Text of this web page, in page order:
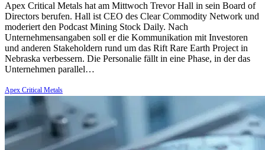
Apex Critical Metals hat am Mittwoch Trevor Hall in sein Board of
Directors berufen. Hall ist CEO des Clear Commodity Network und
moderiert den Podcast Mining Stock Daily. Nach
Unternehmensangaben soll er die Kommunikation mit Investoren
und anderen Stakeholdern rund um das Rift Rare Earth Project in
Nebraska verbessern. Die Personalie fällt in eine Phase, in der das
Unternehmen parallel…
Apex Critical Metals